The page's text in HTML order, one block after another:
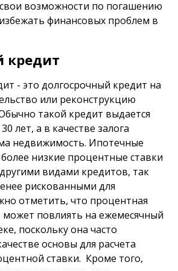
возможности по погашению
финансовых проблем в
кредит
- это долгосрочный кредит на
или реконструкцию
такой кредит выдается
лет, а в качестве залога
недвижимость. Ипотечные
низкие процентные ставки
видами кредитов, так
рискованными для
отметить, что процентная
может повлиять на ежемесячный
поскольку она часто
основы для расчета
ставки. Кроме того,